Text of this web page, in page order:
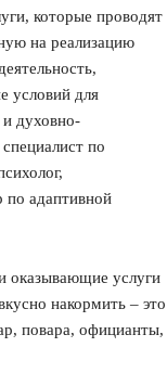
которые проводят
на реализацию
условий для
и духовно-
по
по адаптивной
оказывающие услуги
накормить – это
повара, официанты,